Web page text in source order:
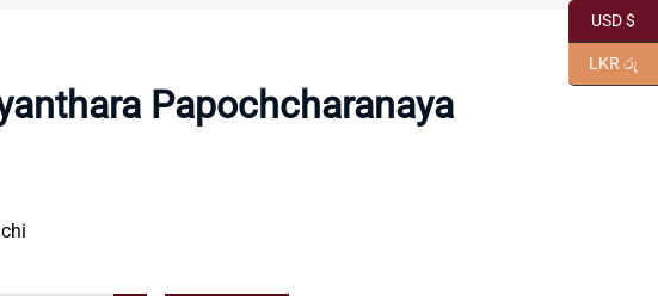
Papochcharanaya
USD $
LKR රු